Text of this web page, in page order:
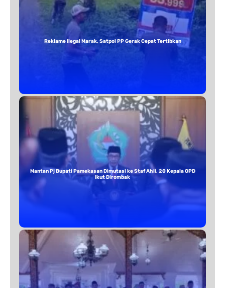
Reklame Ilegal Marak, Satpol PP Gerak Cepat Tertibkan
Mantan Pj Bupati Pamekasan Dimutasi ke Staf Ahli, 20 Kepala OPD
Ikut Dirombak